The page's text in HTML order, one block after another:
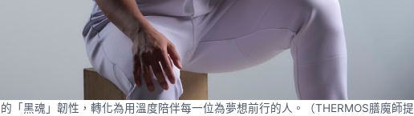
「黑魂」韌性，轉化為用溫度陪伴每一位為夢想前行的人。（THERMOS膳魔師提